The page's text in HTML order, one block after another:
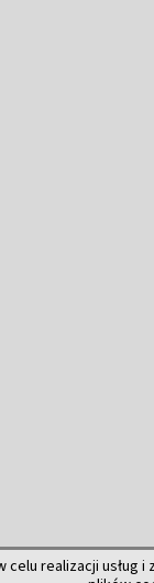
realizacji usług i